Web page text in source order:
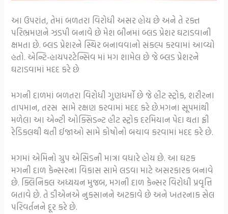
આ ઉપરાંત, તેમાં બળતરા વિરોધી અસર હોય છે અને તે રક્ત
પરિભ્રમણને ઝડપી બનાવે છે મેશ બીનમાં બ્લડ પ્રેશર ઘટાડવાની
ક્ષમતા છે. બ્લડ પ્રેશરને સ્થિર બનાવવાનો સંકલ્પ કરવામાં આવ્યો
હતો. એન્ટિ-હાયપરટેન્સિવ માં મગ શામેલ છે જે બ્લડ પ્રેશરને
ઘટાડવામાં મદદ કરે છે
મગની દાળમાં બળતરા વિરોધી ગુણધર્મો છે જે હીટ સ્ટ્રોક, શરીરના
તાપમાન, તરસ સામે રક્ષણ કરવામાં મદદ કરે છે.મગના સૂપમાંથી
મળેલા આ એન્ટી ઓક્સિડન્ટ હીટ સ્ટ્રોક દરમિયાન પેદા થતા ફ્રી
રેડિકલથી થતી ઈજાઓ સામે કોષોનો બચાવ કરવામાં મદદ કરે છે.
મગમાં એમિનો ગ્રુપ એસિડની માત્રા વધારે હોય છે. આ ઘટક
મગની દાળ કેન્સરના વિકાસ સામે લડવા માટે અસરકારક બનાવે
છે. ક્લિનિકલ અધ્યયન મુજબ, મગની દાળ કેન્સર વિરોધી પ્રવૃત્તિ
બતાવે છે. તે ડીએનએ નુકસાનને અટકાવે છે અને ખતરનાક સેલ
પરિવર્તનને દૂર કરે છે.